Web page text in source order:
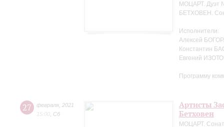
МОЦАРТ. Дуэт
БЕТХОВЕН.
Исполнители:
Алексей
Константин
Евгений
Программу
27 февраля 2021
15:00 Сб
Артисты
Бетховен
МОЦАРТ.